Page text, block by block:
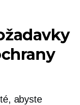
abyste